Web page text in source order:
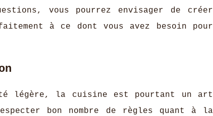
vous pourrez envisager de créer
à ce dont vous avez besoin pour
légère, la cuisine est pourtant un art
bon nombre de règles quant à la